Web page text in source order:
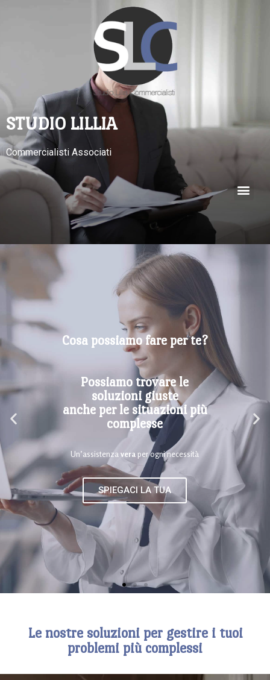
STUDIO LILLIA
Commercialisti Associati
Le nostre soluzioni per gestire i tuoi
problemi più complessi